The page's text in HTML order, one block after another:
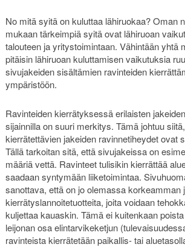
No mitä syitä on kuluttaa lähiruokaa? Oman
mukaan tärkeimpiä syitä ovat lähiruoan
talouteen ja yritystoimintaan. Vähintään yhtä
pitäisin lähiruoan kuluttamisen vaikutuksia
sivujakeiden sisältämien ravinteiden
ympäristöön.
Ravinteiden kierrätyksessä erilaisten
sijainnilla on suuri merkitys. Tämä johtuu
kierrätettävien jakeiden ravinnetiheydet ovat
Tällä tarkoitan sitä, että sivujakeissa on
määriä vettä. Ravinteet tulisikin kierrättää
saadaan syntymään liiketoimintaa.
sanottava, että on jo olemassa korkeamman
kierrätyslannoitetuotteita, joita voidaan
kuljettaa kauaskin. Tämä ei kuitenkaan
leijonan osa elintarvikeketjun
ravinteista kierrätetään paikallis- tai